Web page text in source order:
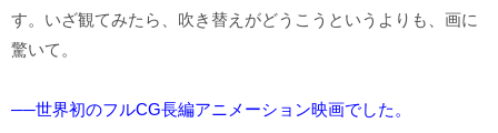
す。いざ観てみたら、吹き替えがどうこうというよりも、画に
驚いて。
──世界初のフルCG長編アニメーション映画でした。